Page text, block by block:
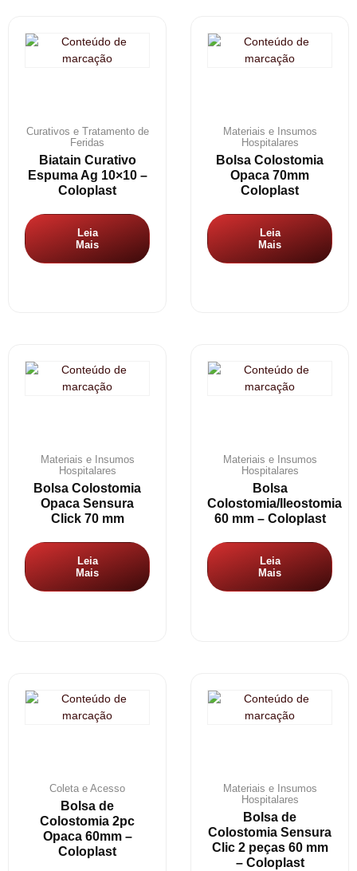
Curativos e Tratamento de
Feridas
Biatain Curativo
Espuma Ag 10×10 –
Coloplast
Leia
Mais
Materiais e Insumos
Hospitalares
Bolsa Colostomia
Opaca 70mm
Coloplast
Leia
Mais
Materiais e Insumos
Hospitalares
Bolsa Colostomia
Opaca Sensura
Click 70 mm
Leia
Mais
Materiais e Insumos
Hospitalares
Bolsa
Colostomia/Ileostomia
60 mm – Coloplast
Leia
Mais
Coleta e Acesso
Bolsa de
Colostomia 2pc
Opaca 60mm –
Coloplast
Materiais e Insumos
Hospitalares
Bolsa de
Colostomia Sensura
Clic 2 peças 60 mm
– Coloplast